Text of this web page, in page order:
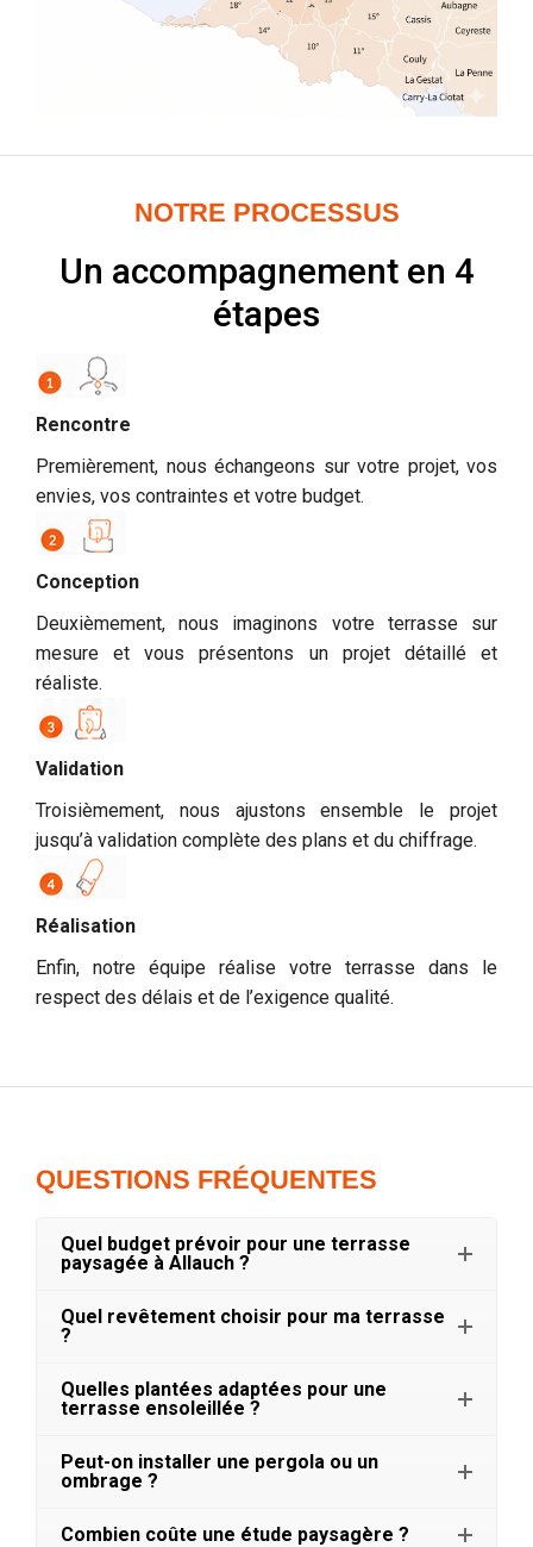
NOTRE PROCESSUS
Un accompagnement en 4
étapes
Rencontre
Premièrement, nous échangeons sur votre projet, vos
envies, vos contraintes et votre budget.
Conception
Deuxièmement, nous imaginons votre terrasse sur
mesure et vous présentons un projet détaillé et
réaliste.
Validation
Troisièmement, nous ajustons ensemble le projet
jusqu’à validation complète des plans et du chiffrage.
Réalisation
Enfin, notre équipe réalise votre terrasse dans le
respect des délais et de l’exigence qualité.
QUESTIONS FRÉQUENTES
Quel budget prévoir pour une terrasse
paysagée à Allauch ?
Quel revêtement choisir pour ma terrasse
?
Quelles plantées adaptées pour une
terrasse ensoleillée ?
Peut-on installer une pergola ou un
ombrage ?
Combien coûte une étude paysagère ?